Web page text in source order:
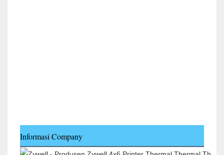
Informasi Company